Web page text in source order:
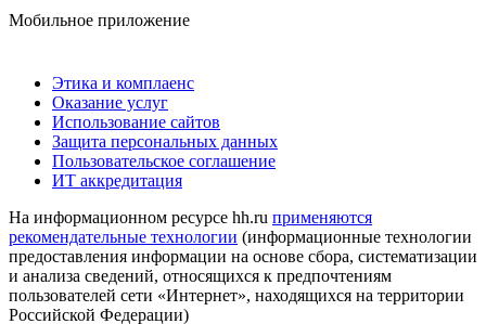
Мобильное приложение
Этика и комплаенс
Оказание услуг
Использование сайтов
Защита персональных данных
Пользовательское соглашение
ИТ аккредитация
На информационном ресурсе hh.ru применяются
рекомендательные технологии (информационные технологии
предоставления информации на основе сбора, систематизации
и анализа сведений, относящихся к предпочтениям
пользователей сети «Интернет», находящихся на территории
Российской Федерации)